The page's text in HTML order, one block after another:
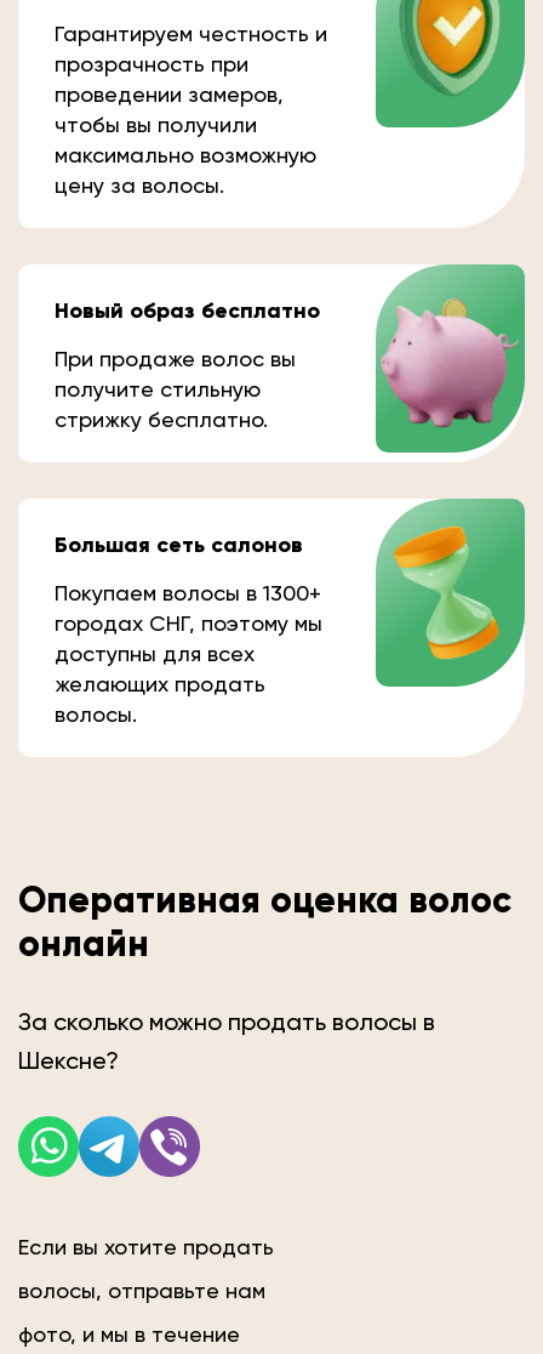
Гарантируем честность и
прозрачность при
проведении замеров,
чтобы вы получили
максимально возможную
цену за волосы.
Новый образ бесплатно
При продаже волос вы
получите стильную
стрижку бесплатно.
Большая сеть салонов
Покупаем волосы в 1300+
городах СНГ, поэтому мы
доступны для всех
желающих продать
волосы.
Оперативная оценка волос
онлайн
За сколько можно продать волосы в
Шексне?
Если вы хотите продать
волосы, отправьте нам
фото, и мы в течение